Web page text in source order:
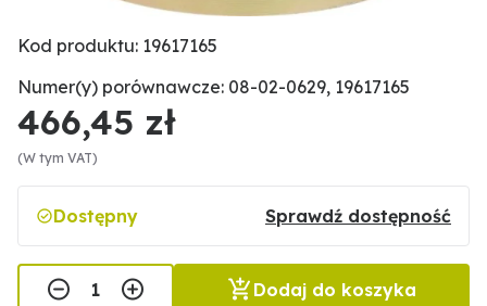
Kod produktu: 19617165
Numer(y) porównawcze: 08-02-0629, 19617165
466,45 zł
(W tym VAT)
Dostępny Sprawdź dostępność
Dodaj do koszyka